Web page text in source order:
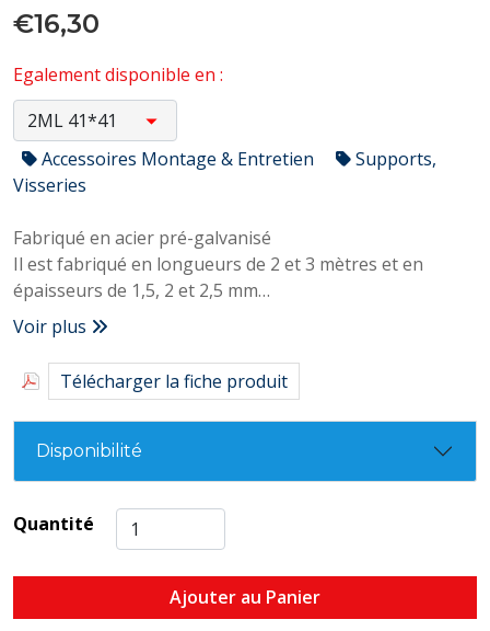
€16,30
Egalement disponible en :
Accessoires Montage & Entretien
Supports,
Visseries
Fabriqué en acier pré-galvanisé
Il est fabriqué en longueurs de 2 et 3 mètres et en
épaisseurs de 1,5, 2 et 2,5 mm
Doté de trous longitudinaux pour la fixation au mur ou
à la tige filetée
Gamme d'accessoires disponibles pour la construction
de structures métalliques pour charges lourdes
Dentelé à l'intérieur du profilé, ce qui apporte une
adhérence supplémentaire et garantit la fixation des
accessoires FIXTRUT
suspendu pour le passage des tubes
Idéal pour les installations de tubes multiples avec des
colliers métalliques
Voir plus
Télécharger la fiche produit
Disponibilité
Quantité
Ajouter au Panier